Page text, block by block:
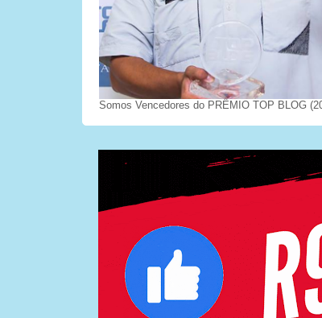
Somos Vencedores do PRÊMIO TOP BLOG